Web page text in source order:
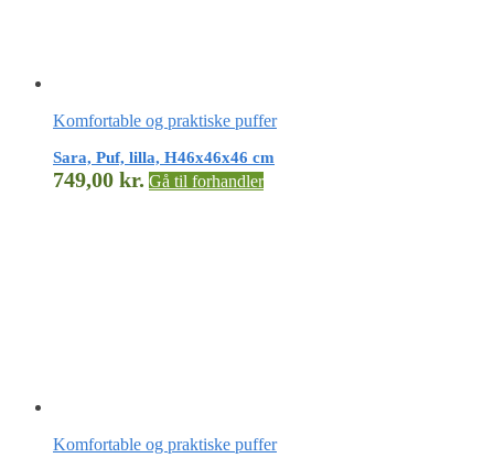
Komfortable og praktiske puffer
Sara, Puf, lilla, H46x46x46 cm
749,00 kr. Gå til forhandler
Komfortable og praktiske puffer